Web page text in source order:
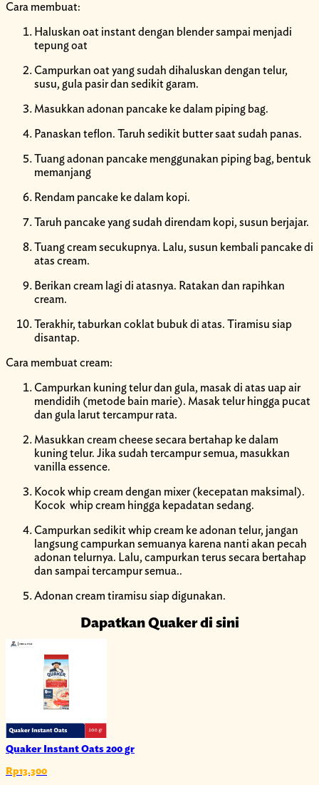
Cara membuat:
Haluskan oat instant dengan blender sampai menjadi
tepung oat
Campurkan oat yang sudah dihaluskan dengan telur,
susu, gula pasir dan sedikit garam.
Masukkan adonan pancake ke dalam piping bag.
Panaskan teflon. Taruh sedikit butter saat sudah panas.
Tuang adonan pancake menggunakan piping bag, bentuk
memanjang
Rendam pancake ke dalam kopi.
Taruh pancake yang sudah direndam kopi, susun berjajar.
Tuang cream secukupnya. Lalu, susun kembali pancake di
atas cream.
Berikan cream lagi di atasnya. Ratakan dan rapihkan
cream.
Terakhir, taburkan coklat bubuk di atas. Tiramisu siap
disantap.
Cara membuat cream:
Campurkan kuning telur dan gula, masak di atas uap air
mendidih (metode bain marie). Masak telur hingga pucat
dan gula larut tercampur rata.
Masukkan cream cheese secara bertahap ke dalam
kuning telur. Jika sudah tercampur semua, masukkan
vanilla essence.
Kocok whip cream dengan mixer (kecepatan maksimal).
Kocok whip cream hingga kepadatan sedang.
Campurkan sedikit whip cream ke adonan telur, jangan
langsung campurkan semuanya karena nanti akan pecah
adonan telurnya. Lalu, campurkan terus secara bertahap
dan sampai tercampur semua..
Adonan cream tiramisu siap digunakan.
Dapatkan Quaker di sini
Quaker Instant Oats 200 gr
Rp13.300